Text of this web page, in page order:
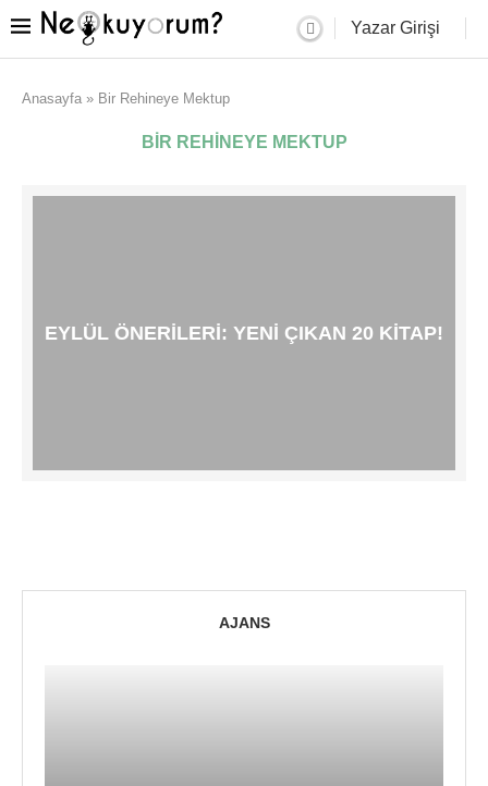
Yazar Girişi
Anasayfa » Bir Rehineye Mektup
BIR REHINEYE MEKTUP
EYLÜL ÖNERILERI: YENI ÇIKAN 20 KITAP!
AJANS